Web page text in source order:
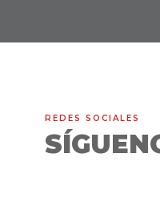
REDES SOCIALES